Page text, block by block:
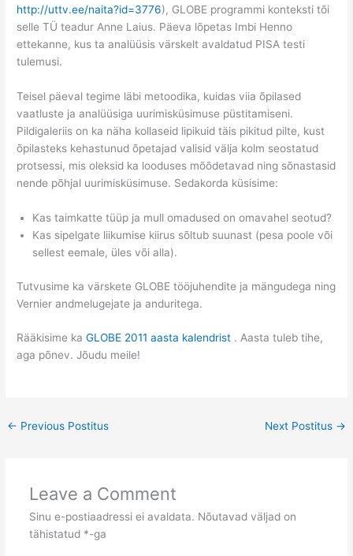
http://uttv.ee/naita?id=3776), GLOBE programmi konteksti tõi
selle TÜ teadur Anne Laius. Päeva lõpetas Imbi Henno
ettekanne, kus ta analüüsis värskelt avaldatud PISA testi
tulemusi.
Teisel päeval tegime läbi metoodika, kuidas viia õpilased
vaatluste ja analüüsiga uurimisküsimuse püstitamiseni.
Pildigaleriis on ka näha kollaseid lipikuid täis pikitud pilte, kust
õpilasteks kehastunud õpetajad valisid välja kolm seostatud
protsessi, mis oleksid ka looduses mõõdetavad ning sõnastasid
nende põhjal uurimisküsimuse. Sedakorda küsisime:
Kas taimkatte tüüp ja mull omadused on omavahel seotud?
Kas sipelgate liikumise kiirus sõltub suunast (pesa poole või
sellest eemale, üles või alla).
Tutvusime ka värskete GLOBE tööjuhendite ja mängudega ning
Vernier andmelugejate ja anduritega.
Rääkisime kaGLOBE 2011 aasta kalendrist . Aasta tuleb tihe,
aga põnev. Jõudu meile!
← Previous Postitus Next Postitus →
Leave a Comment
Sinu e-postiaadressi ei avaldata. Nõutavad väljad on
tähistatud *-ga